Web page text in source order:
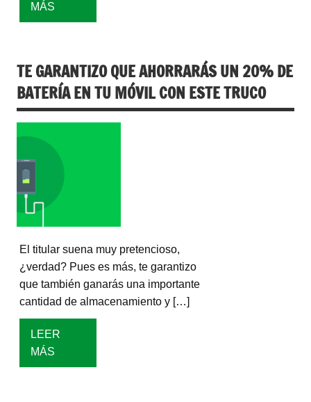
MÁS
TE GARANTIZO QUE AHORRARÁS UN 20% DE
BATERÍA EN TU MÓVIL CON ESTE TRUCO
El titular suena muy pretencioso,
¿verdad? Pues es más, te garantizo
que también ganarás una importante
cantidad de almacenamiento y […]
LEER
MÁS